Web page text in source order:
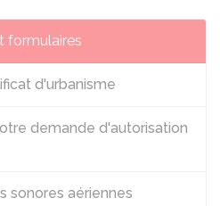
formulaires
d'urbanisme
demande d'autorisation
sonores aériennes